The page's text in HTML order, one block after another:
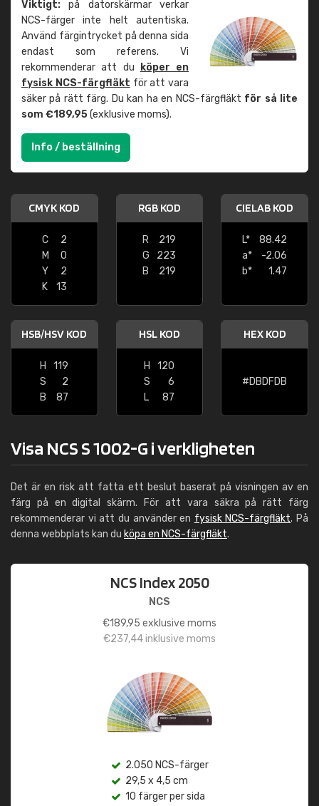
Viktigt: på datorskärmar verkar
NCS-färger inte helt autentiska.
Använd färgintrycket på denna sida
endast som referens. Vi
rekommenderar att du
köper en
fysisk NCS-färgfläkt för att vara
säker på rätt färg. Du kan ha en NCS-färgfläkt för så lite
som €189,95(exklusive moms).
Info / beställning
CMYK KOD
C
2
M
0
Y
2
K
13
RGB KOD
R
219
G
223
B
219
CIELAB KOD
L*
88.42
a*
-2.06
b*
1.47
HSB/HSV KOD
H
119
S
2
B
87
HSL KOD
H
120
S
6
L
87
HEX KOD
#DBDFDB
Visa NCS S 1002-G i verkligheten
Det är en risk att fatta ett beslut baserat på visningen av en
färg på en digital skärm. För att vara säkra på rätt färg
rekommenderar vi att du använder en fysisk NCS-färgfläkt. På
denna webbplats kan du köpa en NCS-färgfläkt.
NCS Index 2050
NCS
€189,95 exklusive moms
€237,44inklusive moms
2.050 NCS-färger
29,5 x 4,5 cm
10 färger per sida